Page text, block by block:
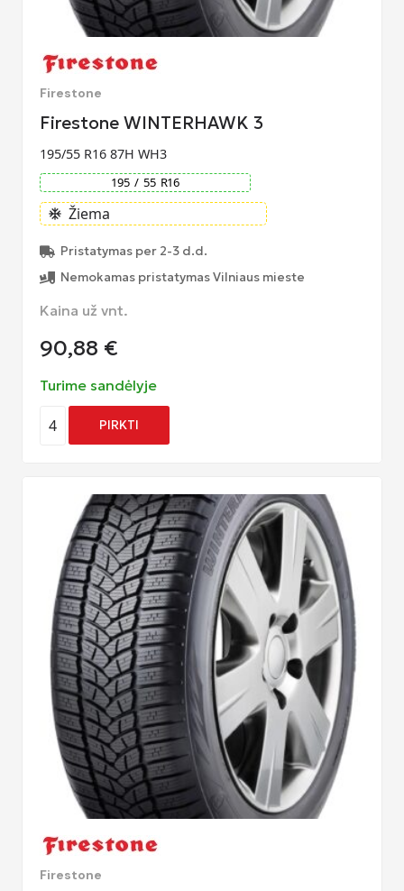
Firestone
Firestone WINTERHAWK 3
195/55 R16 87H WH3
195 / 55 R16
ac_unit Žiema
Pristatymas per 2-3 d.d.
Nemokamas pristatymas Vilniaus mieste
Kaina už vnt.
90,88 €
Turime sandėlyje
4 PIRKTI
Firestone